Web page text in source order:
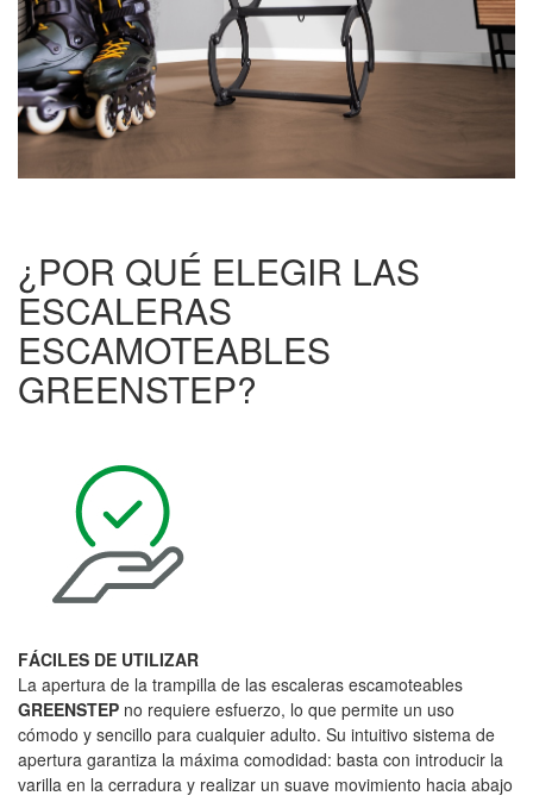
¿POR QUÉ ELEGIR LAS
ESCALERAS
ESCAMOTEABLES
GREENSTEP?
FÁCILES DE UTILIZAR
La apertura de la trampilla de las escaleras escamoteables
GREENSTEP no requiere esfuerzo, lo que permite un uso
cómodo y sencillo para cualquier adulto. Su intuitivo sistema de
apertura garantiza la máxima comodidad: basta con introducir la
varilla en la cerradura y realizar un suave movimiento hacia abajo